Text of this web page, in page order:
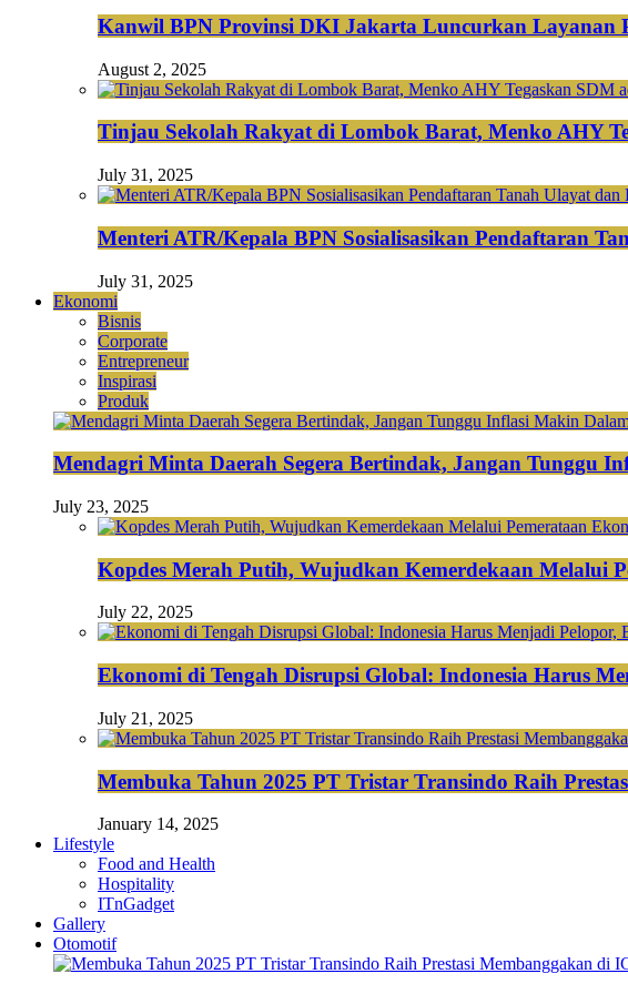
Kanwil BPN Provinsi DKI Jakarta Luncurkan Layanan
August 2, 2025
Tinjau Sekolah Rakyat di Lombok Barat, Menko AHY
July 31, 2025
Menteri ATR/Kepala BPN Sosialisasikan Pendaftaran
July 31, 2025
Ekonomi
Bisnis
Corporate
Entrepreneur
Inspirasi
Produk
Mendagri Minta Daerah Segera Bertindak, Jangan Tunggu
July 23, 2025
Kopdes Merah Putih, Wujudkan Kemerdekaan Melalui
July 22, 2025
Ekonomi di Tengah Disrupsi Global: Indonesia Harus
July 21, 2025
Membuka Tahun 2025 PT Tristar Transindo Raih
January 14, 2025
Lifestyle
Food and Health
Hospitality
ITnGadget
Gallery
Otomotif